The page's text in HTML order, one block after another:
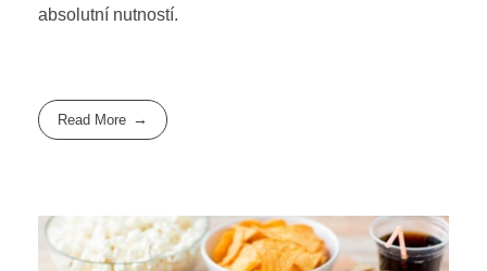
absolutní nutností.
Read More